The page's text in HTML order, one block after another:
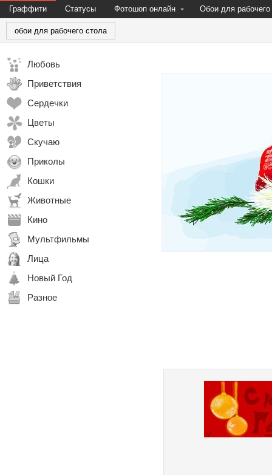
Граффити Статусы Фотошоп онлайн Обои для рабочего
обои для рабочего стола
Любовь
Приветствия
Сердечки
Цветы
Скучаю
Приколы
Кошки
Животные
Кино
Мультфильмы
Лица
Новый Год
Разное